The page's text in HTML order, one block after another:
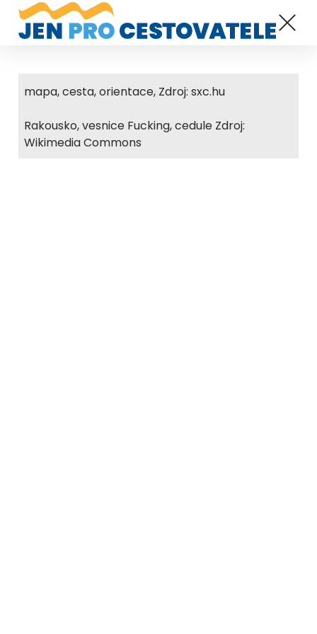
mapa, cesta, orientace, Zdroj: sxc.hu
Rakousko, vesnice Fucking, cedule Zdroj:
Wikimedia Commons